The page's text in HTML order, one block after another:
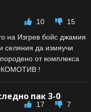
10
15
на Изгрев бойс джамия
селяния да измяучи
от комплекса
!
пак 3-0
17
7